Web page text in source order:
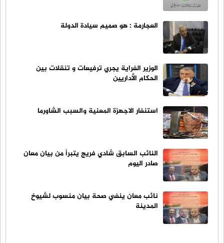
العجارمة : هو صميم سيادة الدولة
الوزير الفراية يجري ترفيعات و تنقلات بين
الحكام الأداريين
استنفار الاجهزة المعنية والسبب الشاورما
النائب السابق شادي فريج يتبرأ من بيان معان
صادر اليوم
نائب معان ينفي صحة بيان منسوب لشيوخ
المدينة